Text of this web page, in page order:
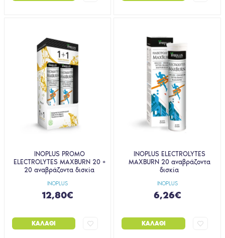
INOPLUS
INOPLUS PROMO
ELECTROLYTES MAXBURN 20 +
20 αναβράζοντα δισκία
12,80€
ΚΑΛΆΘΙ
INOPLUS
INOPLUS ELECTROLYTES
MAXBURN 20 αναβράζοντα
δισκία
6,26€
ΚΑΛΆΘΙ